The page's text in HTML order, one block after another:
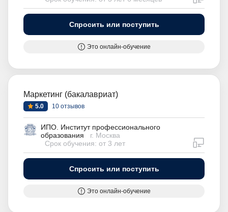
Спросить или поступить
Это онлайн-обучение
Маркетинг (бакалавриат)
5.0 10 отзывов
ИПО. Институт профессионального
образования
г. Москва
Срок обучения: от 3 лет
Спросить или поступить
Это онлайн-обучение